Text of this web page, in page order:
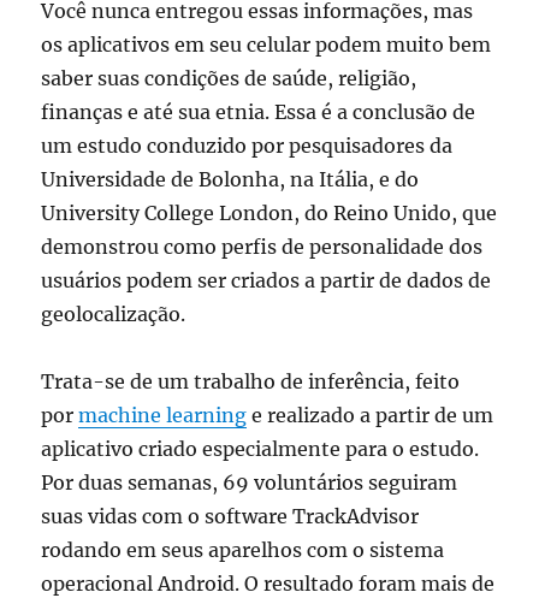
Você nunca entregou essas informações, mas
os aplicativos em seu celular podem muito bem
saber suas condições de saúde, religião,
finanças e até sua etnia. Essa é a conclusão de
um estudo conduzido por pesquisadores da
Universidade de Bolonha, na Itália, e do
University College London, do Reino Unido, que
demonstrou como perfis de personalidade dos
usuários podem ser criados a partir de dados de
geolocalização.
Trata-se de um trabalho de inferência, feito
pormachine learning e realizado a partir de um
aplicativo criado especialmente para o estudo.
Por duas semanas, 69 voluntários seguiram
suas vidas com o software TrackAdvisor
rodando em seus aparelhos com o sistema
operacional Android. O resultado foram mais de